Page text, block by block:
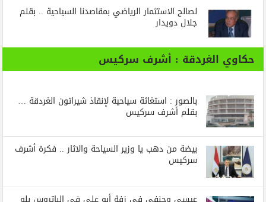
لصالح الاستثمار الرياضي بمقاصدنا السياحية .. بقلم
جلال دويدار
حكاوي الغردقة : أشرف سركيس
بالصور : استغاثة سياحية لإنقاذ شيراتون الغردقة …
بقلم أشرف سركيس
بيضة من دهب يا وزير السياحة والاثار .. فكرة أشرف
سركيس